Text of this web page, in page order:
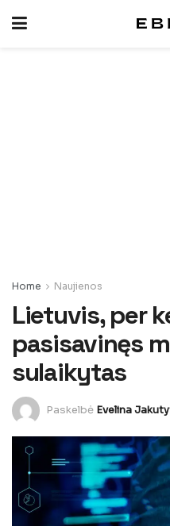
Home Naujienos
Lietuvis, per
pasisavinęs
sulaikytas
Paskelbė Evelina